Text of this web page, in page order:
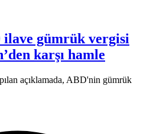
ilave gümrük vergisi
karşı hamle
açıklamada, ABD'nin gümrük